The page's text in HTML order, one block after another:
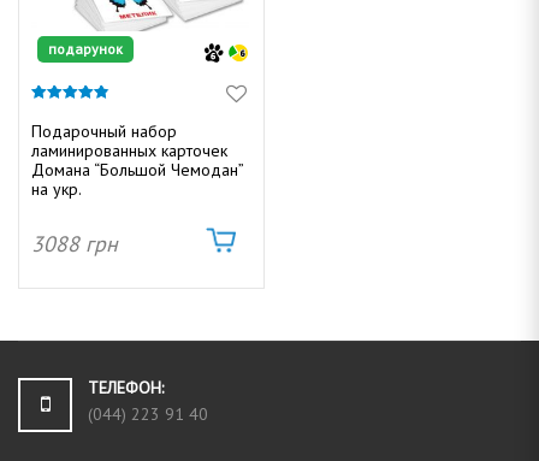
подарунок
из 5
Подарочный набор
ламинированных карточек
Домана “Большой Чемодан”
на укр.
3088 грн
ТЕЛЕФОН:
(044) 223 91 40